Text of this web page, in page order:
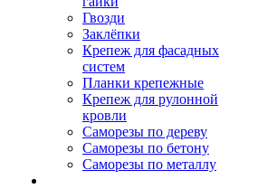
Гвозди
Заклёпки
Крепеж для фасадных
систем
Планки крепежные
Крепеж для рулонной
кровли
Саморезы по дереву
Саморезы по бетону
Саморезы по металлу